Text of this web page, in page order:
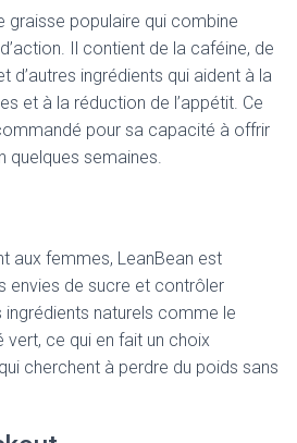
graisse populaire qui combine
Il contient de la caféine, de
d’autres ingrédients qui aident à la
et à la réduction de l’appétit. Ce
pour sa capacité à offrir
quelques semaines.
aux femmes, LeanBean est
envies de sucre et contrôler
ingrédients naturels comme le
vert, ce qui en fait un choix
cherchent à perdre du poids sans